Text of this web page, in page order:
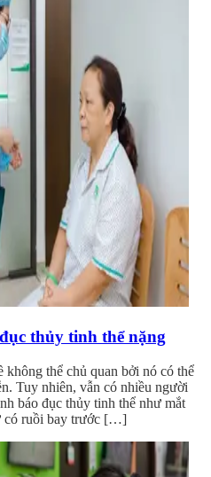
thủy tinh thể nặng
thể chủ quan bởi nó có thể
Tuy nhiên, vẫn có nhiều người
báo đục thủy tinh thể như mắt
có ruồi bay trước […]